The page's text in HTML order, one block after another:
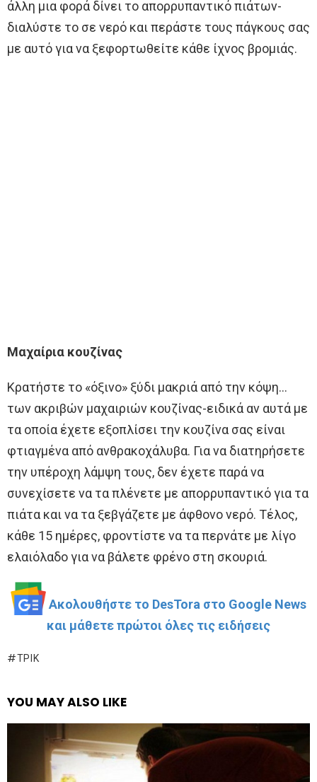
άλλη μια φορά δίνει το απορρυπαντικό πιάτων-
διαλύστε το σε νερό και περάστε τους πάγκους σας
με αυτό για να ξεφορτωθείτε κάθε ίχνος βρομιάς.
Μαχαίρια κουζίνας
Κρατήστε το «όξινο» ξύδι μακριά από την κόψη…
των ακριβών μαχαιριών κουζίνας-ειδικά αν αυτά με
τα οποία έχετε εξοπλίσει την κουζίνα σας είναι
φτιαγμένα από ανθρακοχάλυβα. Για να διατηρήσετε
την υπέροχη λάμψη τους, δεν έχετε παρά να
συνεχίσετε να τα πλένετε με απορρυπαντικό για τα
πιάτα και να τα ξεβγάζετε με άφθονο νερό. Τέλος,
κάθε 15 ημέρες, φροντίστε να τα περνάτε με λίγο
ελαιόλαδο για να βάλετε φρένο στη σκουριά.
Ακολουθήστε το DesTora στο Google News
και μάθετε πρώτοι όλες τις ειδήσεις
ΤΡΊΚ
YOU MAY ALSO LIKE